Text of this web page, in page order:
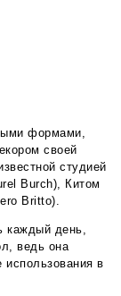
формами,
своей
студией
Burch), Китом
Britto).
каждый день,
ведь она
в